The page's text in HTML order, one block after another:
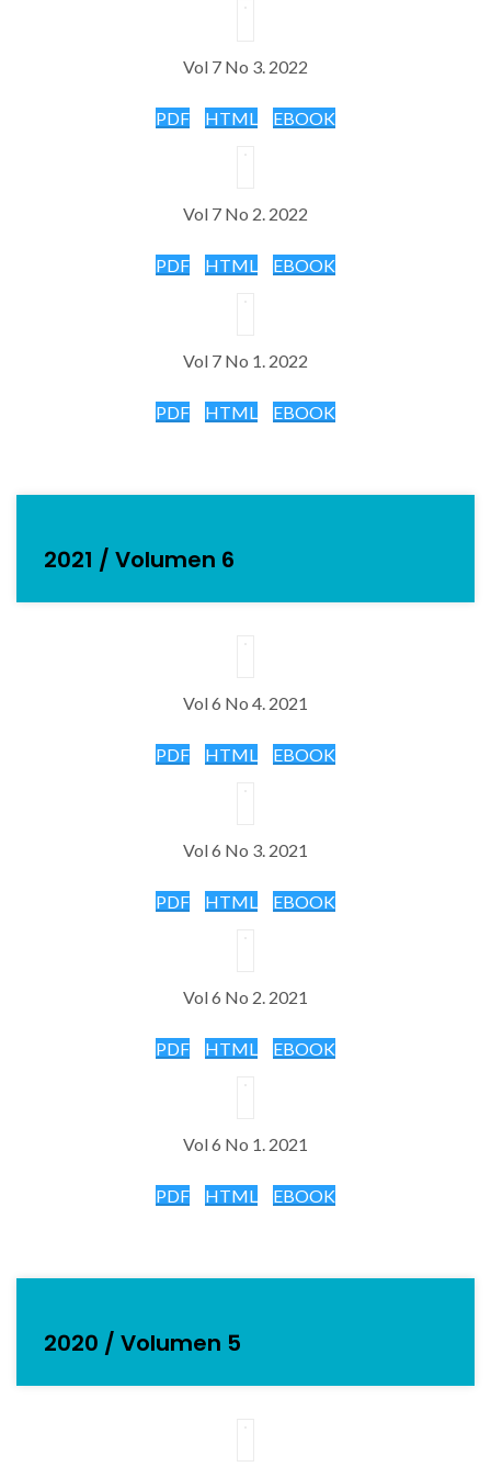
Vol 7 No 3. 2022
PDF HTML EBOOK
Vol 7 No 2. 2022
PDF HTML EBOOK
Vol 7 No 1. 2022
PDF HTML EBOOK
2021 / Volumen 6
Vol 6 No 4. 2021
PDF HTML EBOOK
Vol 6 No 3. 2021
PDF HTML EBOOK
Vol 6 No 2. 2021
PDF HTML EBOOK
Vol 6 No 1. 2021
PDF HTML EBOOK
2020 / Volumen 5